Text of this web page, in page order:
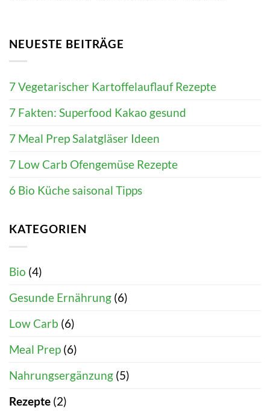
NEUESTE BEITRÄGE
7 Vegetarischer Kartoffelauflauf Rezepte
7 Fakten: Superfood Kakao gesund
7 Meal Prep Salatgläser Ideen
7 Low Carb Ofengemüse Rezepte
6 Bio Küche saisonal Tipps
KATEGORIEN
Bio (4)
Gesunde Ernährung (6)
Low Carb (6)
Meal Prep (6)
Nahrungsergänzung (5)
Rezepte (2)